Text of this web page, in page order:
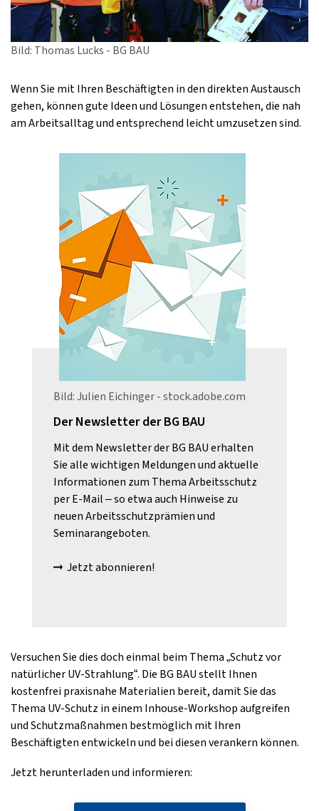
Bild: Thomas Lucks - BG BAU
Wenn Sie mit Ihren Beschäftigten in den direkten Austausch
gehen, können gute Ideen und Lösungen entstehen, die nah
am Arbeitsalltag und entsprechend leicht umzusetzen sind.
Bild: Julien Eichinger - stock.adobe.com
Der Newsletter der BG BAU
Mit dem Newsletter der BG BAU erhalten
Sie alle wichtigen Meldungen und aktuelle
Informationen zum Thema Arbeitsschutz
per E-Mail – so etwa auch Hinweise zu
neuen Arbeitsschutzprämien und
Seminarangeboten.
Jetzt abonnieren!
Versuchen Sie dies doch einmal beim Thema „Schutz vor
natürlicher UV-Strahlung“. Die BG BAU stellt Ihnen
kostenfrei praxisnahe Materialien bereit, damit Sie das
Thema UV-Schutz in einem Inhouse-Workshop aufgreifen
und Schutzmaßnahmen bestmöglich mit Ihren
Beschäftigten entwickeln und bei diesen verankern können.
Jetzt herunterladen und informieren: